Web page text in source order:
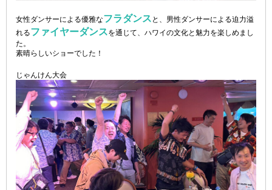
女性ダンサーによる優雅なフラダンス と、男性ダンサーによる迫力溢
れるファイヤーダンスを通じて、ハワイの文化と魅力を楽しめまし
た。
素晴らしいショーでした！
じゃんけん大会